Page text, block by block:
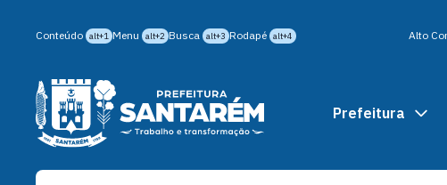
Conteúdo alt+1 Menu alt+2 Busca alt+3 Rodapé alt+4 Alto
Prefeitura